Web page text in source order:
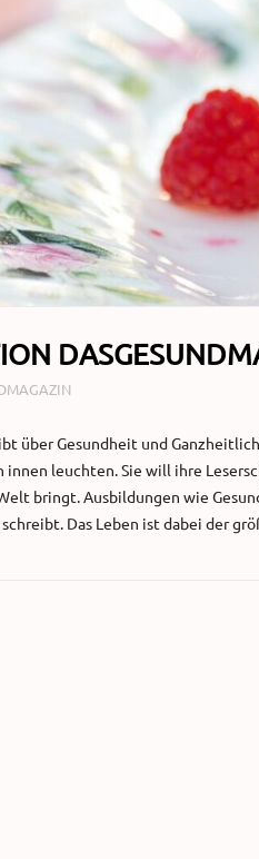
über Gesundheit und
leuchten. Sie will ihre
bringt. Ausbildungen wie
Das Leben ist dabei der